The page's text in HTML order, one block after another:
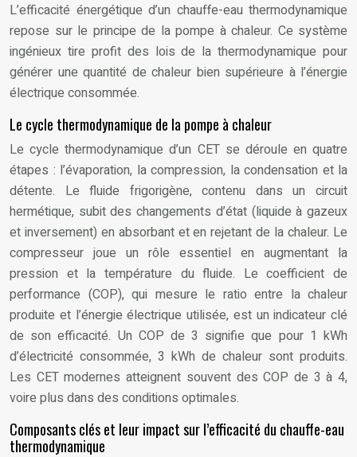
L’efficacité énergétique d’un chauffe-eau thermodynamique
repose sur le principe de la pompe à chaleur. Ce système
ingénieux tire profit des lois de la thermodynamique pour
générer une quantité de chaleur bien supérieure à l’énergie
électrique consommée.
Le cycle thermodynamique de la pompe à chaleur
Le cycle thermodynamique d’un CET se déroule en quatre
étapes : l’évaporation, la compression, la condensation et la
détente. Le fluide frigorigène, contenu dans un circuit
hermétique, subit des changements d’état (liquide à gazeux
et inversement) en absorbant et en rejetant de la chaleur. Le
compresseur joue un rôle essentiel en augmentant la
pression et la température du fluide. Le coefficient de
performance (COP), qui mesure le ratio entre la chaleur
produite et l’énergie électrique utilisée, est un indicateur clé
de son efficacité. Un COP de 3 signifie que pour 1 kWh
d’électricité consommée, 3 kWh de chaleur sont produits.
Les CET modernes atteignent souvent des COP de 3 à 4,
voire plus dans des conditions optimales.
Composants clés et leur impact sur l’efficacité du chauffe-eau
thermodynamique